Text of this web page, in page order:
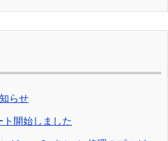
らせ
ト開始しました